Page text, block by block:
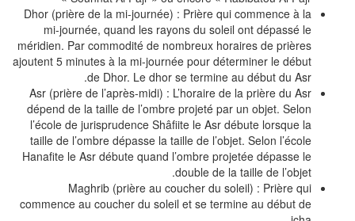
Dhor (prière de la mi-journée) : Prière qui commence à la
mi-journée, quand les rayons du soleil ont dépassé le
méridien. Par commodité de nombreux horaires de prières
ajoutent 5 minutes à la mi-journée pour déterminer le début
de Dhor. Le dhor se termine au début du Asr.
Asr (prière de l’après-midi) : L’horaire de la prière du Asr
dépend de la taille de l’ombre projeté par un objet. Selon
l’école de jurisprudence Shâfiite le Asr débute lorsque la
taille de l’ombre dépasse la taille de l’objet. Selon l’école
Hanafite le Asr débute quand l’ombre projetée dépasse le
double de la taille de l’objet.
Maghrib (prière au coucher du soleil) : Prière qui
commence au coucher du soleil et se termine au début de